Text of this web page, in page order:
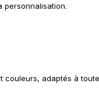
personnalisation.
couleurs, adaptés à